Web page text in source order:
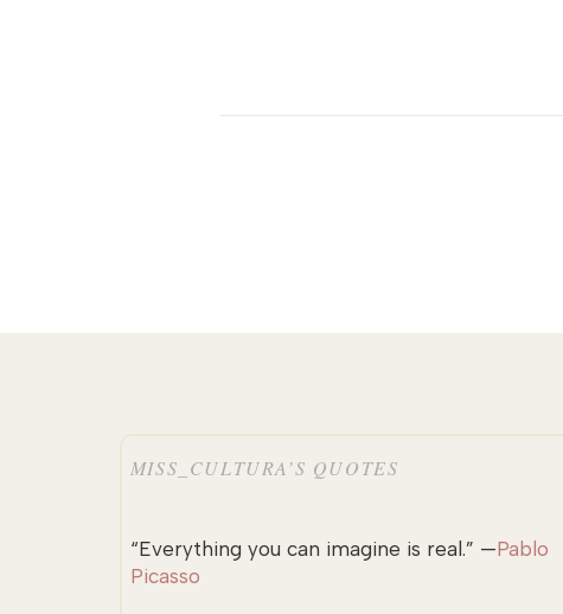
MISS_CULTURA’S QUOTES
“Everything you can imagine is real.” —Pablo
Picasso